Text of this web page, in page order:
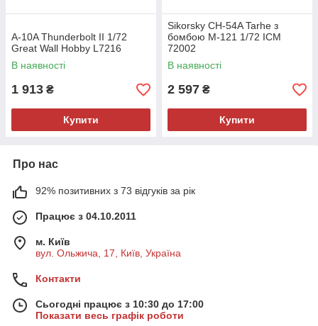
A-10A Thunderbolt II 1/72
Great Wall Hobby L7216
В наявності
1 913 ₴
Купити
Sikorsky CH-54A Tarhe з
бомбою M-121 1/72 ICM
72002
В наявності
2 597 ₴
Купити
Про нас
92% позитивних з 73 відгуків за рік
Працює з 04.10.2011
м. Київ
вул. Ольжича, 17, Київ, Україна
Контакти
Сьогодні працює з 10:30 до 17:00
Показати весь графік роботи